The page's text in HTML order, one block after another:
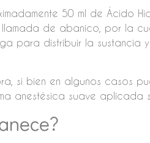
50 ml de Ácido
de abanico, por la
para distribuir la sustancia
si bien en algunos casos
anestésica suave aplicada